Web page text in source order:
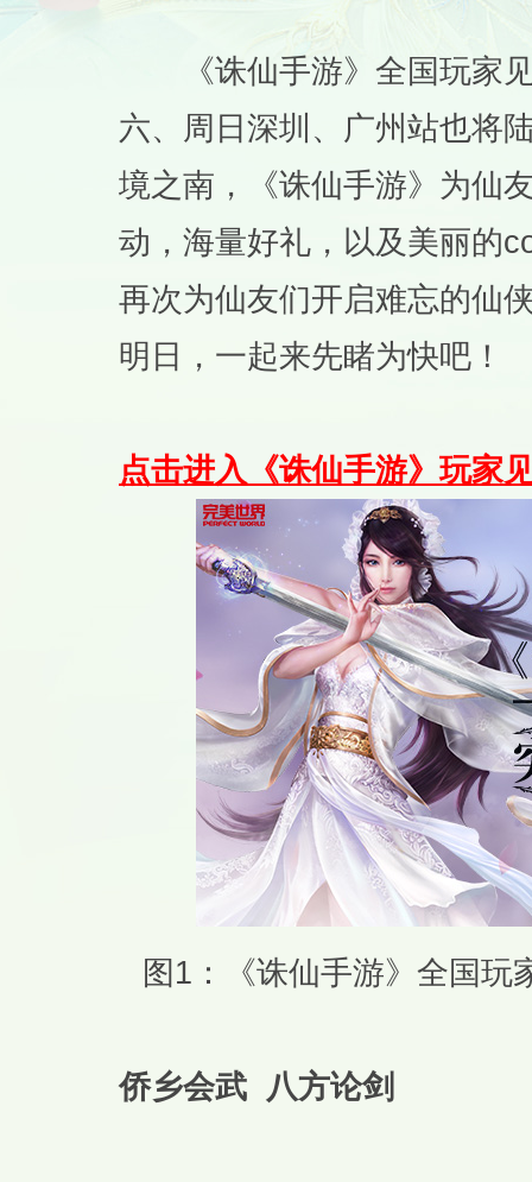
《诛仙手游》全国玩家见
六、周日深圳、广州站也将
境之南，《诛仙手游》为仙
动，海量好礼，以及美丽的
再次为仙友们开启难忘的仙
明日，一起来先睹为快吧！
点击进入《诛仙手游》玩家
图1：《诛仙手游》全国玩
侨乡会武 八方论剑